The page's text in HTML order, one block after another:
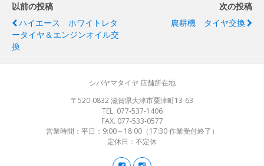
以前の投稿
ハイエース ホワイトレタ
ータイヤ＆エンジンオイル交
換
次の投稿
農耕機 タイヤ交換
シバヤマタイヤ 店舗所在地
〒520-0832 滋賀県大津市粟津町13-63
TEL. 077-537-1406
FAX. 077-533-0577
営業時間：平日：9:00～18:00（17:30 作業受付終了）
定休日：不定休